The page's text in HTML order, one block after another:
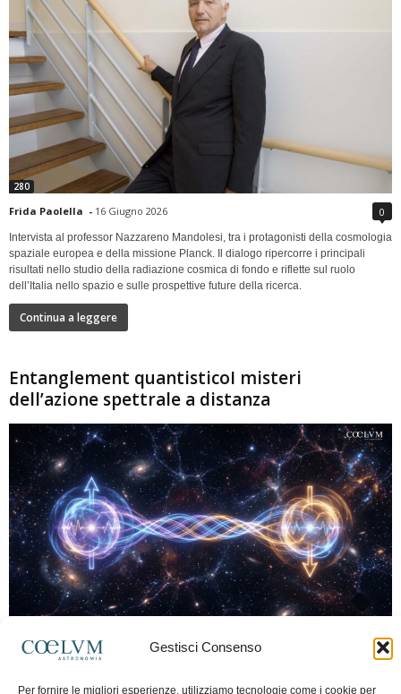
Gestisci Consenso
Per fornire le migliori esperienze, utilizziamo tecnologie come i cookie per
280
Frida Paolella - 16 Giugno 2026 0
Intervista al professor Nazzareno Mandolesi, tra i protagonisti della cosmologia
spaziale europea e della missione Planck. Il dialogo ripercorre i principali
risultati nello studio della radiazione cosmica di fondo e riflette sul ruolo
dell’Italia nello spazio e sulle prospettive future della ricerca.
Continua a leggere
Entanglement quantisticoI misteri
dell’azione spettrale a distanza
Marco Lorrai - 15 Giugno 2026 0
moderna: due particelle possono mostrare correlazioni che sembrano ignorare